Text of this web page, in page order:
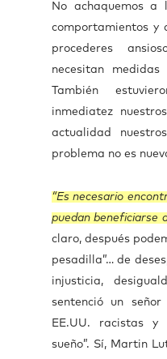
No achaquemos a
comportamientos y
procederes
necesitan
También
inmediatez
actualidad
problema no es
“Es necesario
puedan beneficiarse
claro, después
pesadilla”… de
injusticia,
sentenció un
EE.UU. racistas
sueño”. Sí, Martin